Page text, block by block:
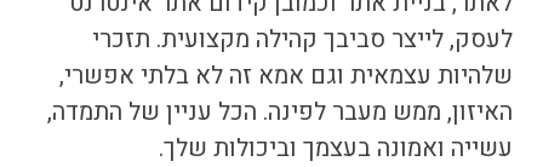
לעסק, לייצר סביבך קהילה מקצועית. תזכרי
שלהיות עצמאית וגם אמא זה לא בלתי אפשרי,
האיזון, ממש מעבר לפינה. הכל עניין של התמדה,
עשייה ואמונה בעצמך וביכולות שלך.